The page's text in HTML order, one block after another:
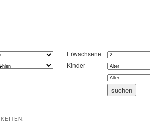
Erwachsene
Kinder